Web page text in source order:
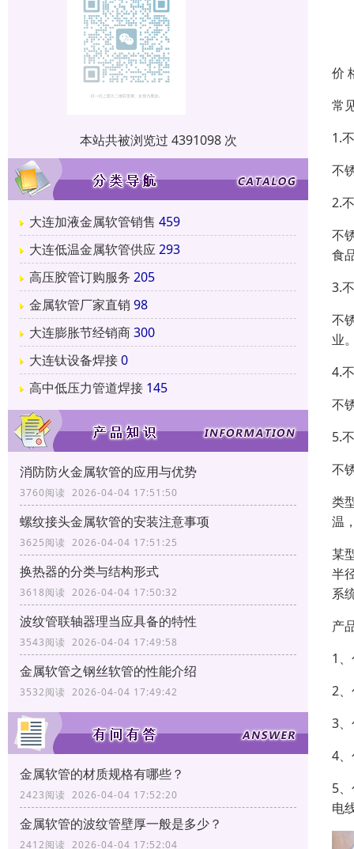
本站共被浏览过 4391098 次
大连加液金属软管销售 459
大连低温金属软管供应293
高压胶管订购服务 205
金属软管厂家直销 98
大连膨胀节经销商300
大连钛设备焊接0
高中低压力管道焊接 145
消防防火金属软管的应用与优势
3760阅读 2026-04-04 17:51:50
螺纹接头金属软管的安装注意事项
3625阅读 2026-04-04 17:51:25
换热器的分类与结构形式
3618阅读 2026-04-04 17:50:32
波纹管联轴器理当应具备的特性
3543阅读 2026-04-04 17:49:58
金属软管之钢丝软管的性能介绍
3532阅读 2026-04-04 17:49:42
金属软管的材质规格有哪些？
2423阅读 2026-04-04 17:52:20
金属软管的波纹管壁厚一般是多少？
2412阅读 2026-04-04 17:52:04
价
常
1.
不
2.
不
食
3.
不
业
4.
不
5.
不
类
温
某
半
系
产
1
2
3
4
5
电